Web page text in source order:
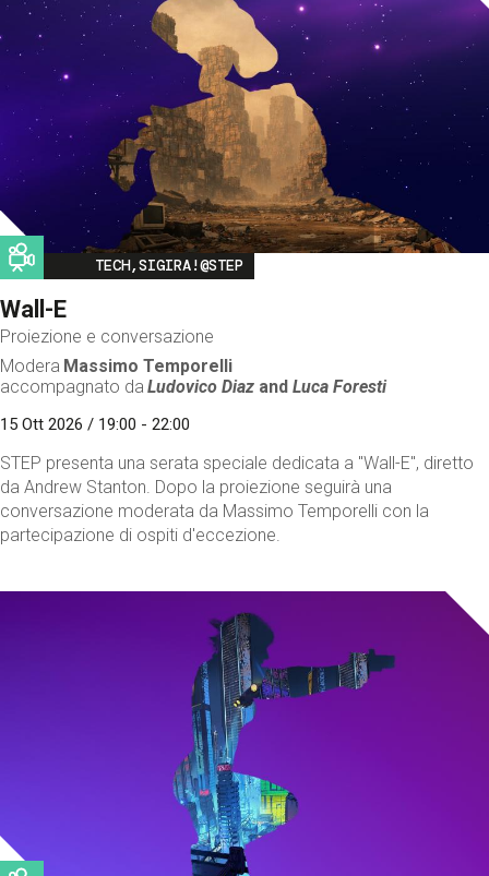
Image
TECH,SIGIRA!@STEP
Wall-E
Proiezione e conversazione
Modera Massimo Temporelli
accompagnato da Ludovico Diaz andLuca Foresti
15 Ott 2026 / 19:00 - 22:00
STEP presenta una serata speciale dedicata a "Wall-E", diretto
da Andrew Stanton. Dopo la proiezione seguirà una
conversazione moderata da Massimo Temporelli con la
partecipazione di ospiti d'eccezione.
Image